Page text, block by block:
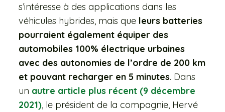
s’intéresse à des applications dans les
véhicules hybrides, mais que leurs batteries
pourraient également équiper des
automobiles 100% électrique urbaines
avec des autonomies de l’ordre de 200 km
et pouvant recharger en 5 minutes. Dans
un autre article plus récent (9 décembre
2021), le président de la compagnie, Hervé